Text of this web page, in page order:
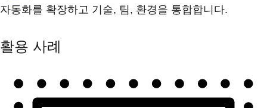
자동화를 확장하고 기술, 팀, 환경을 통합합니다.
활용 사례